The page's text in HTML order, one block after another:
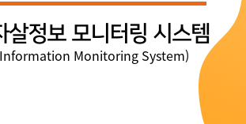
살정보 모니터링 시스템
Monitoring System)